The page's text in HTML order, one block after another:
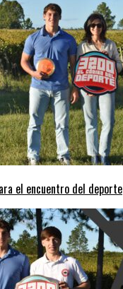
el encuentro del deporte